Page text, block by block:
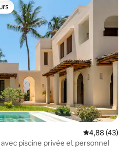
Évaluation
4,88 (43)
piscine privée et personnel